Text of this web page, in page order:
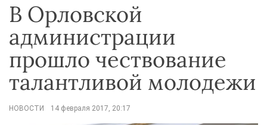
В Орловской
администрации
прошло чествование
талантливой молодежи
НОВОСТИ 14 февраля 2017, 20:17